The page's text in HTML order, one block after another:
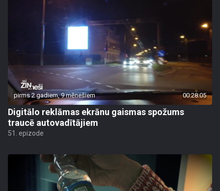
pirms 2 gadiem, 9 mēnešiem 00:28:05
Digitālo reklāmas ekrānu gaismas spožums
traucē autovadītājiem
51. epizode